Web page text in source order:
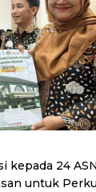
kepada 24
untuk